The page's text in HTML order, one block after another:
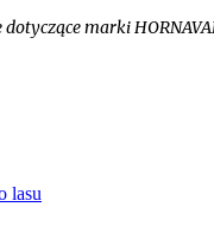
marki
lasu